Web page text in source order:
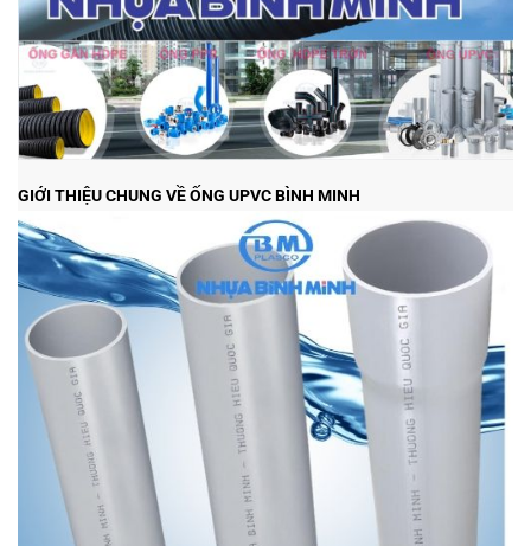
GIỚI THIỆU CHUNG VỀ ỐNG UPVC BÌNH MINH